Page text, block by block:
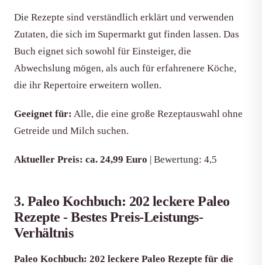
Die Rezepte sind verständlich erklärt und verwenden
Zutaten, die sich im Supermarkt gut finden lassen. Das
Buch eignet sich sowohl für Einsteiger, die
Abwechslung mögen, als auch für erfahrenere Köche,
die ihr Repertoire erweitern wollen.
Geeignet für: Alle, die eine große Rezeptauswahl ohne
Getreide und Milch suchen.
Aktueller Preis: ca. 24,99 Euro | Bewertung: 4,5
3. Paleo Kochbuch: 202 leckere Paleo
Rezepte - Bestes Preis-Leistungs-
Verhältnis
Paleo Kochbuch: 202 leckere Paleo Rezepte für die